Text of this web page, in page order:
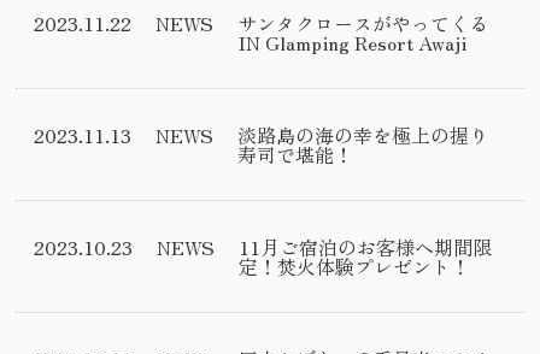
2023.11.22 NEWS サンタクロースがやってくる
IN Glamping Resort Awaji
2023.11.13 NEWS 淡路島の海の幸を極上の握り
寿司で堪能！
2023.10.23 NEWS 11月ご宿泊のお客様へ期間限
定！焚火体験プレゼント！